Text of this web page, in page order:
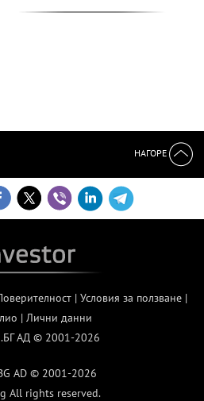
НАГОРЕ
| Условия за ползване|
| Лични данни
АД © 2001-2026
AD © 2001-2026
All rights reserved.